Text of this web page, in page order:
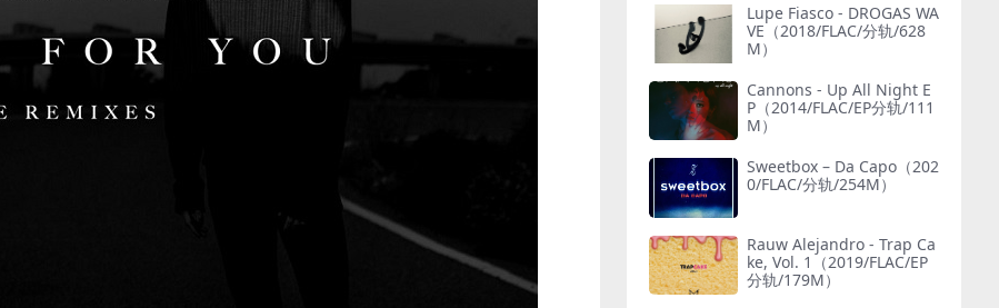
Lupe Fiasco - DROGAS WA
VE（2018/FLAC/分轨/628
M）
Cannons - Up All Night E
P（2014/FLAC/EP分轨/111
M）
Sweetbox – Da Capo（202
0/FLAC/分轨/254M）
Rauw Alejandro - Trap Ca
ke, Vol. 1（2019/FLAC/EP
分轨/179M）